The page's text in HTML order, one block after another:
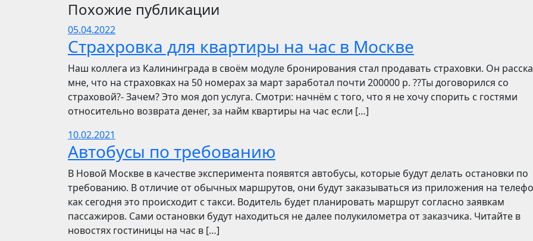
Похожие публикации
05.04.2022
Страхровка для квартиры на час в Москве
Наш коллега из Калининграда в своём модуле бронирования стал продавать страховки. Он
мне, что на страховках на 50 номерах за март заработал почти 200000 р. ??Ты договорился со
страховой?- Зачем? Это моя доп услуга. Смотри: начнём с того, что я не хочу спорить с гостями
относительно возврата денег, за найм квартиры на час если […]
10.02.2021
Автобусы по требованию
В Новой Москве в качестве эксперимента появятся автобусы, которые будут делать остановки по
требованию. В отличие от обычных маршрутов, они будут заказываться из приложения на
как сегодня это происходит с такси. Водитель будет планировать маршрут согласно заявкам
пассажиров. Сами остановки будут находиться не далее полукилометра от заказчика. Читайте в
новостях гостиницы на час в […]